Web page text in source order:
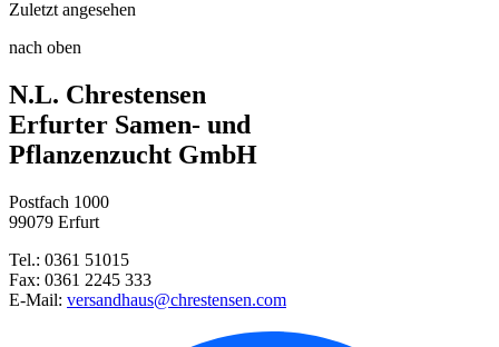
Pflanztasche XL für Tomaten
Vogelschutznetz RATIONAL
Floragard® Bio-Erde Lecker
Gründüngungsmix
Zuletzt angesehen
Blumen Stützgitter
nach oben
N.L. Chrestensen
Erfurter Samen- und
Pflanzenzucht GmbH
Postfach 1000
99079 Erfurt
Tel.: 0361 51015
Fax: 0361 2245 333
E-Mail: versandhaus@chrestensen.com